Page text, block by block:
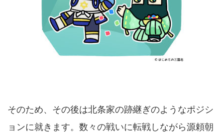
そのため、その後は北条家の跡継ぎのようなポジシ
ョンに就きます。数々の戦いに転戦しながら源頼朝